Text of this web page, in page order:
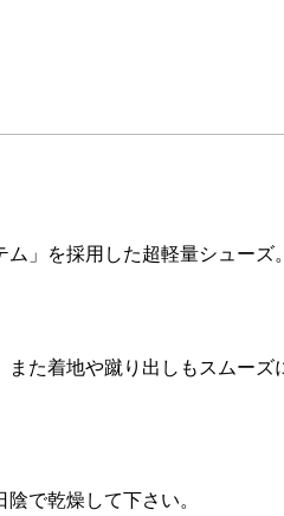
」を採用した超軽量シューズ。
た着地や蹴り出しもスムーズ
で乾燥して下さい。